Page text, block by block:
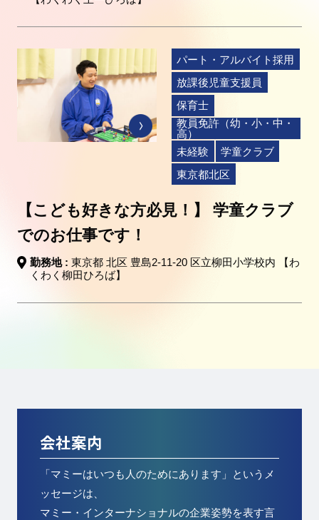
パート・アルバイト採用
放課後児童支援員
保育士
教員免許（幼・小・中・
高）
未経験
学童クラブ
東京都北区
【こども好きな方必見！】 学童クラブ
でのお仕事です！
勤務地 : 東京都 北区 豊島2-11-20 区立柳田小学校内 【わ
くわく柳田ひろば】
会社案内
「マミーはいつも人のためにあります」というメ
ッセージは、
マミー・インターナショナルの企業姿勢を表す言